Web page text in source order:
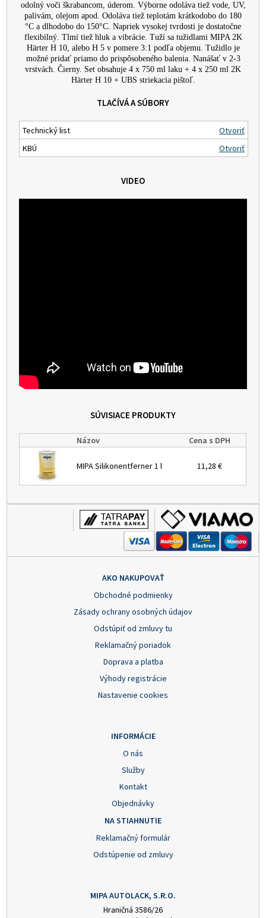
odolný voči škrabancom, úderom. Výborne odoláva tiež vode, UV,
palivám, olejom apod. Odoláva tiež teplotám krátkodobo do 180
°C a dlhodobo do 150°C. Napriek vysokej tvrdosti je dostatočne
flexibilný. Tlmí tiež hluk a vibrácie. Tuží sa tužidlami MIPA 2K
Härter H 10, alebo H 5 v pomere 3:1 podľa objemu. Tužidlo je
možné pridať priamo do prispôsobeného balenia. Nanášať v 2-3
vrstvách. Čierny. Set obsahuje 4 x 750 ml laku + 4 x 250 ml 2K
Härter H 10 + UBS striekacia pištoľ.
TLAČÍVÁ A SÚBORY
Technický list
Otvoriť
KBÚ
Otvoriť
VIDEO
SÚVISIACE PRODUKTY
Názov Cena s DPH
MIPA Silikonentferner 1 l 11,28 €
AKO NAKUPOVAŤ
Obchodné podmienky
Zásady ochrany osobných údajov
Odstúpiť od zmluvy tu
Reklamačný poriadok
Doprava a platba
Výhody registrácie
Nastavenie cookies
INFORMÁCIE
O nás
Služby
Kontakt
Objednávky
NA STIAHNUTIE
Reklamačný formulár
Odstúpenie od zmluvy
MIPA AUTOLACK, S.R.O.
Hraničná 3586/26